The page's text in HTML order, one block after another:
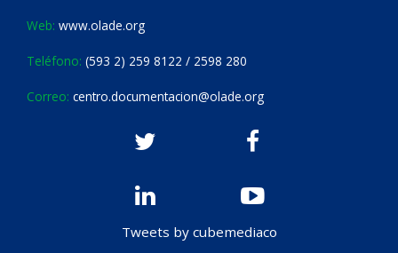
Web: www.olade.org
Teléfono: (593 2) 259 8122 / 2598 280
Correo: centro.documentacion@olade.org
Tweets by cubemediaco